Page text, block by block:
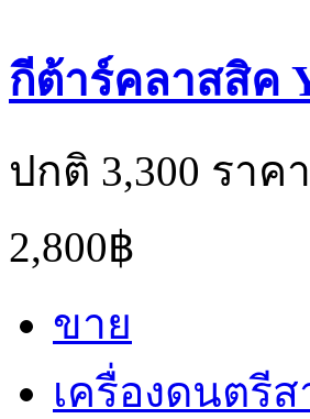
กีต้าร์คลาสสิค
ปกติ 3,300 ราค
2,800฿
ขาย
เครื่องดนตรีส